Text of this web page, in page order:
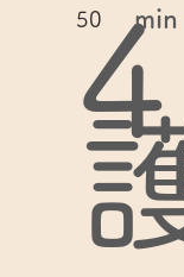
50 min